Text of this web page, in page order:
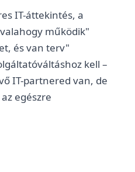
IT-áttekintés, a
működik"
és van terv"
kell –
IT-partnered van, de
egészre